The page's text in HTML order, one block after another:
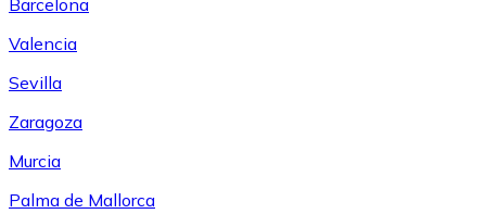
Barcelona
Valencia
Sevilla
Zaragoza
Murcia
Palma de Mallorca